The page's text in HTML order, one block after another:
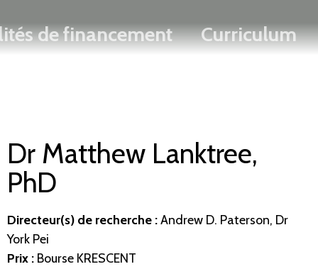
au
contenu
ENGLISH
de financement Curriculum
Dr Matthew Lanktree,
PhD
Directeur(s) de recherche :Andrew D. Paterson, Dr
York Pei
Prix : Bourse KRESCENT